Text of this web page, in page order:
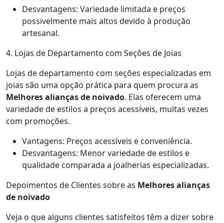
Desvantagens: Variedade limitada e preços
possivelmente mais altos devido à produção
artesanal.
4. Lojas de Departamento com Seções de Joias
Lojas de departamento com seções especializadas em
joias são uma opção prática para quem procura as
Melhores alianças de noivado. Elas oferecem uma
variedade de estilos a preços acessíveis, muitas vezes
com promoções.
Vantagens: Preços acessíveis e conveniência.
Desvantagens: Menor variedade de estilos e
qualidade comparada a joalherias especializadas.
Depoimentos de Clientes sobre as Melhores alianças
de noivado
Veja o que alguns clientes satisfeitos têm a dizer sobre